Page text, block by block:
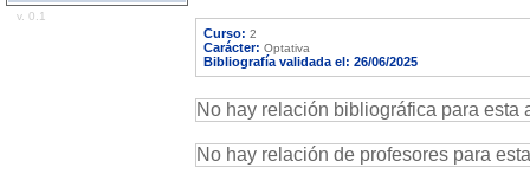
v. 0.1
Curso: 2
Carácter: Optativa
Bibliografía validada el: 26/06/2025
No hay relación bibliográfica para esta
No hay relación de profesores para